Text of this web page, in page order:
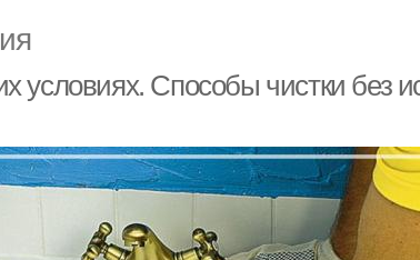
условиях. Способы чистки без